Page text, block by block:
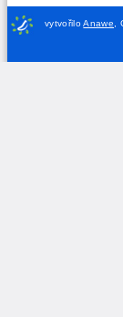
vytvořiloAnawe